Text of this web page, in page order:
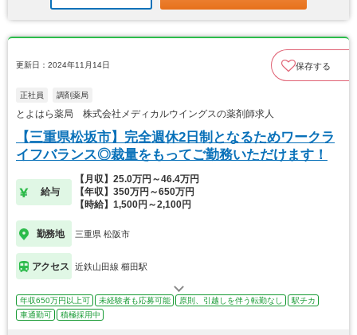
更新日：2024年11月14日 保存する
正社員 調剤薬局
とよはら薬局 株式会社メディカルウイングスの薬剤師求人
【三重県松坂市】完全週休2日制となるためワークラ
イフバランス◎裁量をもってご勤務いただけます！
給与
【月収】25.0万円～46.4万円
【年収】350万円～650万円
【時給】1,500円～2,100円
勤務地 三重県 松阪市
アクセス 近鉄山田線 櫛田駅
年収650万円以上可 未経験者も応募可能 原則、引越しを伴う転勤なし
駅チカ
車通勤可
積極採用中